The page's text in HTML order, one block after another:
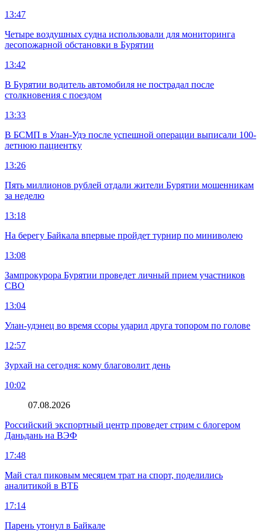
13:47
Четыре воздушных судна использовали для мониторинга
лесопожарной обстановки в Бурятии
13:42
В Бурятии водитель автомобиля не пострадал после
столкновения с поездом
13:33
В БСМП в Улан-Удэ после успешной операции выписали 100-
летнюю пациентку
13:26
Пять миллионов рублей отдали жители Бурятии мошенникам
за неделю
13:18
На берегу Байкала впервые пройдет турнир по миниволею
13:08
Зампрокурора Бурятии проведет личный прием участников
СВО
13:04
Улан-удэнец во время ссоры ударил друга топором по голове
12:57
Зурхай на сегодня: кому благоволит день
10:02
07.08.2026
Российский экспортный центр проведет стрим с блогером
Даньдань на ВЭФ
17:48
Май стал пиковым месяцем трат на спорт, поделились
аналитикой в ВТБ
17:14
Парень утонул в Байкале